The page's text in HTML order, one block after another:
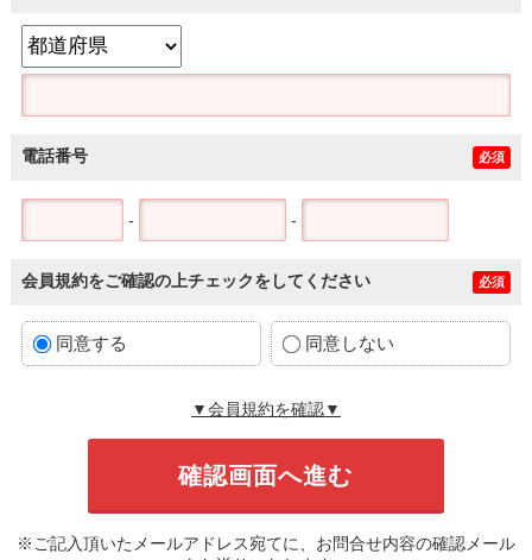
電話番号 必須
- -
会員規約をご確認の上チェックをしてください 必須
同意する 同意しない
▼会員規約を確認▼
※ご記入頂いたメールアドレス宛てに、お問合せ内容の確認メール